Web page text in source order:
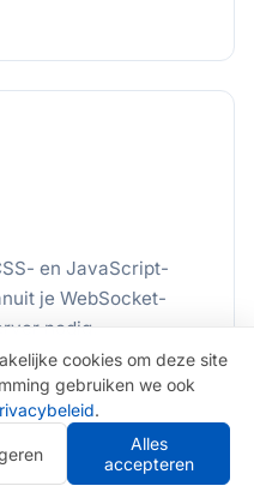
en JavaScript-
je WebSocket-
nodig.
cookies om deze site
gebruiken we ook
.
Alles
accepteren